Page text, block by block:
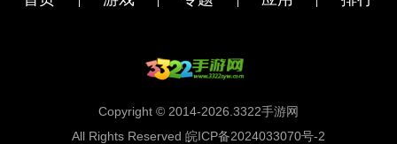
Copyright © 2014-2026.3322手游网
All Rights Reserved 皖ICP备2024033070号-2